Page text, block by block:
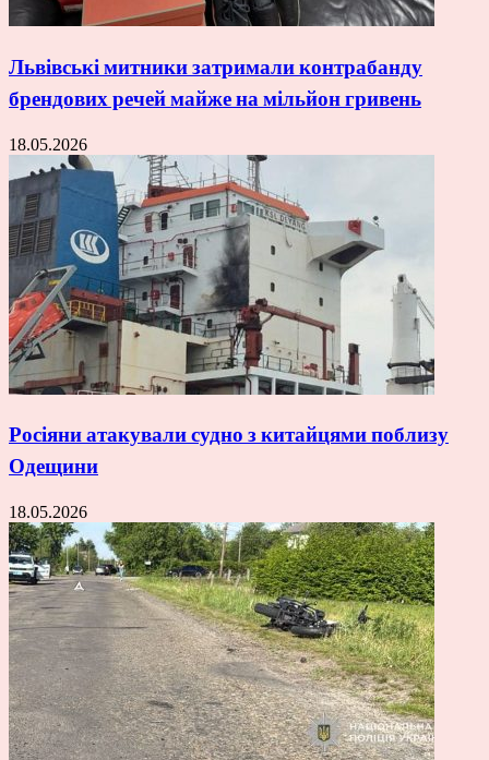
Львівські митники затримали контрабанду
брендових речей майже на мільйон гривень
18.05.2026
Росіяни атакували судно з китайцями поблизу
Одещини
18.05.2026